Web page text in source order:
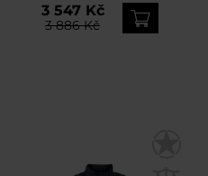
3 547 Kč
3 886 Kč